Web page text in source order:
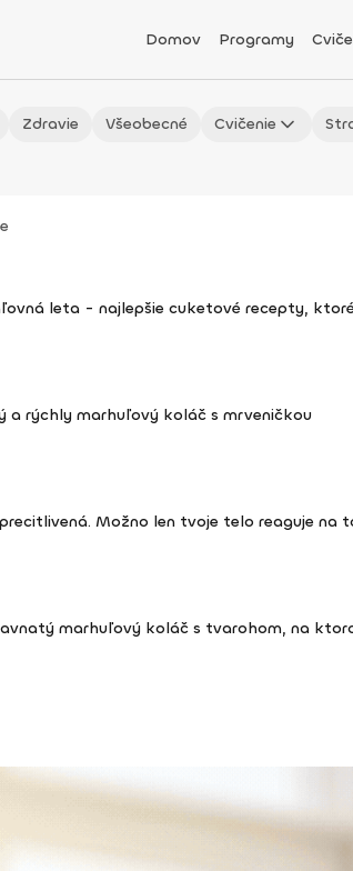
Domov Programy
Zdravie Všeobecné Cvičenie
leta - najlepšie cuketové recepty,
a rýchly marhuľový koláč s mrveničkou
Možno len tvoje telo reaguje na
marhuľový koláč s tvarohom, na